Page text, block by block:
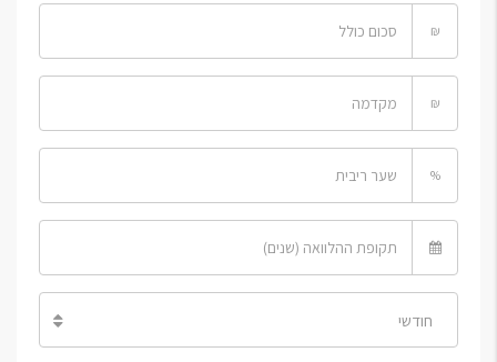
₪
₪
%
חודשי